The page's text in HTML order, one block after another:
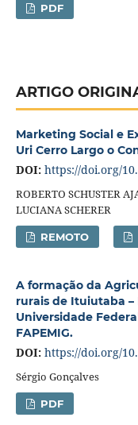
PDF
ARTIGO
Marketing Social e
Uri Cerro Largo o
DOI: https://doi.org/
ROBERTO SCHUSTER
LUCIANA SCHERER
REMOTO
A formação da
rurais de Ituiutaba –
Universidade
FAPEMIG.
DOI: https://doi.org/
Sérgio Gonçalves
PDF